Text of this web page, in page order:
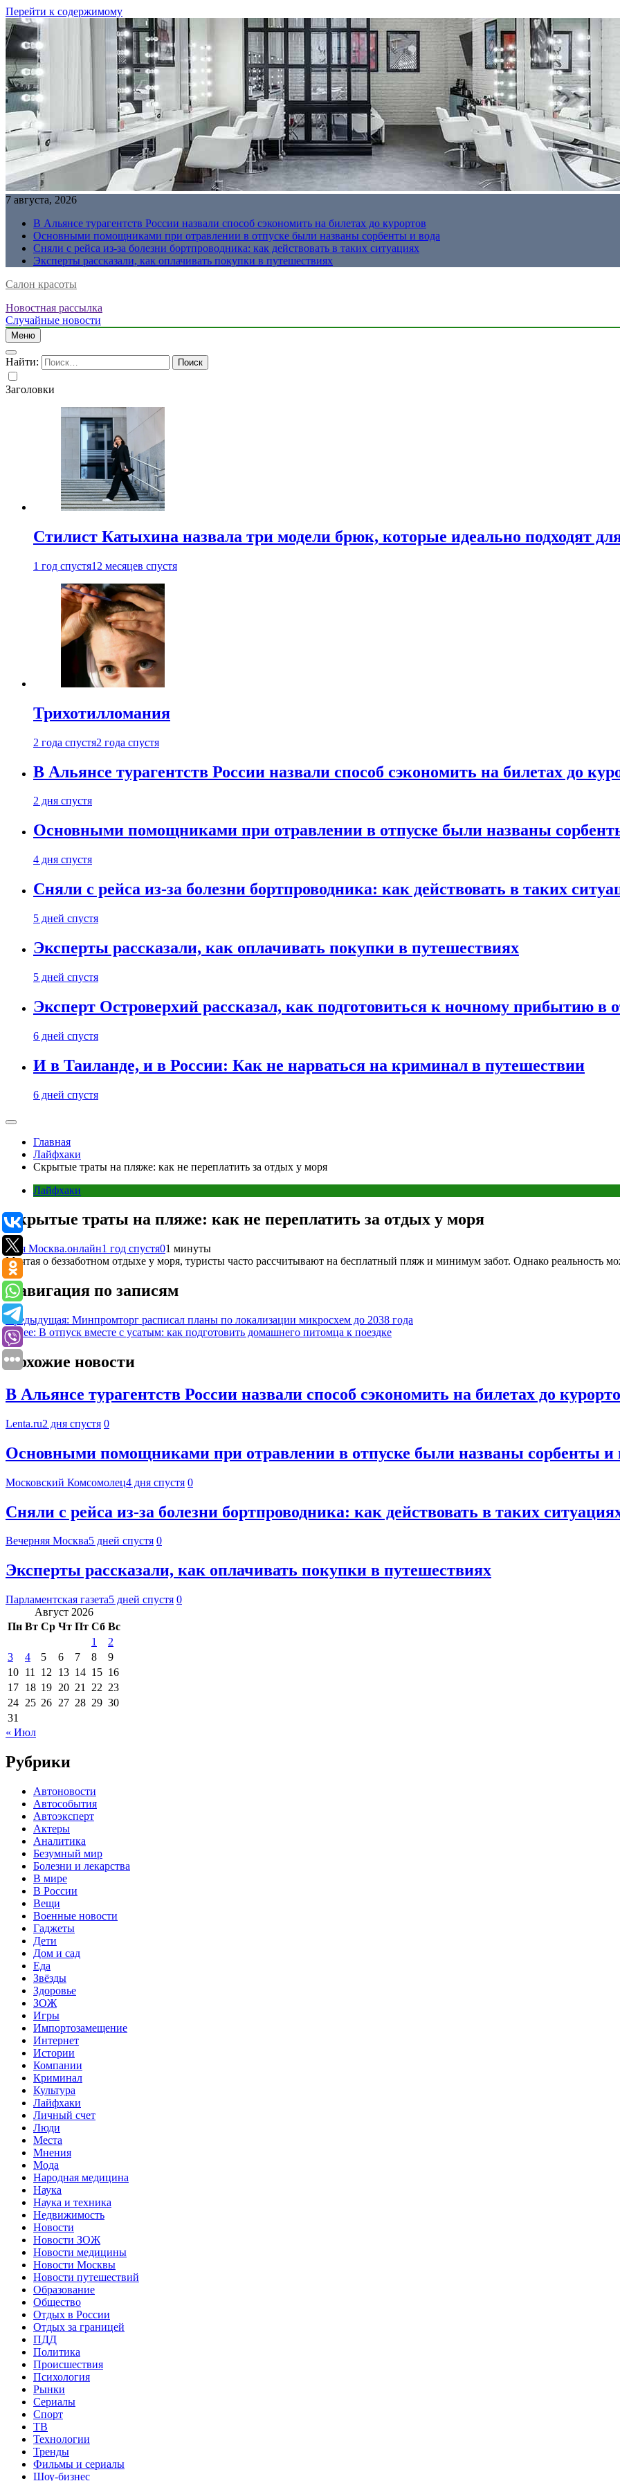
Перейти к содержимому
7 августа, 2026
В Альянсе турагентств России назвали способ сэкономить на билетах до курортов
Основными помощниками при отравлении в отпуске были названы сорбенты и вода
Сняли с рейса из-за болезни бортпроводника: как действовать в таких ситуациях
Эксперты рассказали, как оплачивать покупки в путешествиях
Салон красоты
Новостная рассылка
Случайные новости
Меню
Найти:
Заголовки
Стилист Катыхина назвала три модели брюк, которые идеально подходят
1 год спустя12 месяцев спустя
Трихотилломания
2 года спустя2 года спустя
В Альянсе турагентств России назвали способ сэкономить на билетах до
2 дня спустя
Основными помощниками при отравлении в отпуске были названы
4 дня спустя
Сняли с рейса из-за болезни бортпроводника: как действовать в таких
5 дней спустя
Эксперты рассказали, как оплачивать покупки в путешествиях
5 дней спустя
Эксперт Островерхий рассказал, как подготовиться к ночному прибытию в
6 дней спустя
И в Таиланде, и в России: Как не нарваться на криминал в путешествии
6 дней спустя
Главная
Лайфхаки
Скрытые траты на пляже: как не переплатить за отдых у моря
Лайфхаки
Скрытые траты на пляже: как не переплатить за отдых у моря
Моя Москва.онлайн1 год спустя01 минуты
Мечтая о беззаботном отдыхе у моря, туристы часто рассчитывают на бесплатный пляж и минимум забот. Однако реальность
Навигация по записям
Предыдущая: Минпромторг расписал планы по локализации микросхем до 2038 года
Далее: В отпуск вместе с усатым: как подготовить домашнего питомца к поездке
Похожие новости
В Альянсе турагентств России назвали способ сэкономить на билетах до
Lenta.ru2 дня спустя 0
Основными помощниками при отравлении в отпуске были названы сорбенты и
Московский Комсомолец4 дня спустя 0
Сняли с рейса из-за болезни бортпроводника: как действовать в таких
Вечерняя Москва5 дней спустя 0
Эксперты рассказали, как оплачивать покупки в путешествиях
Парламентская газета5 дней спустя 0
Август 2026
Пн Вт Ср Чт Пт Сб Вс
1
2
3
4 5 6 7 8
9
10 11 12 13 14 15 16
17 18 19 20 21 22 23
24 25 26 27 28 29 30
31
« Июл
Рубрики
Автоновости
Автособытия
Автоэксперт
Актеры
Аналитика
Безумный мир
Болезни и лекарства
В мире
В России
Вещи
Военные новости
Гаджеты
Дети
Дом и сад
Еда
Звёзды
Здоровье
ЗОЖ
Игры
Импортозамещение
Интернет
Истории
Компании
Криминал
Культура
Лайфхаки
Личный счет
Люди
Места
Мнения
Мода
Народная медицина
Наука
Наука и техника
Недвижимость
Новости
Новости ЗОЖ
Новости медицины
Новости Москвы
Новости путешествий
Образование
Общество
Отдых в России
Отдых за границей
ПДД
Политика
Происшествия
Психология
Рынки
Сериалы
Спорт
ТВ
Технологии
Тренды
Фильмы и сериалы
Шоу-бизнес